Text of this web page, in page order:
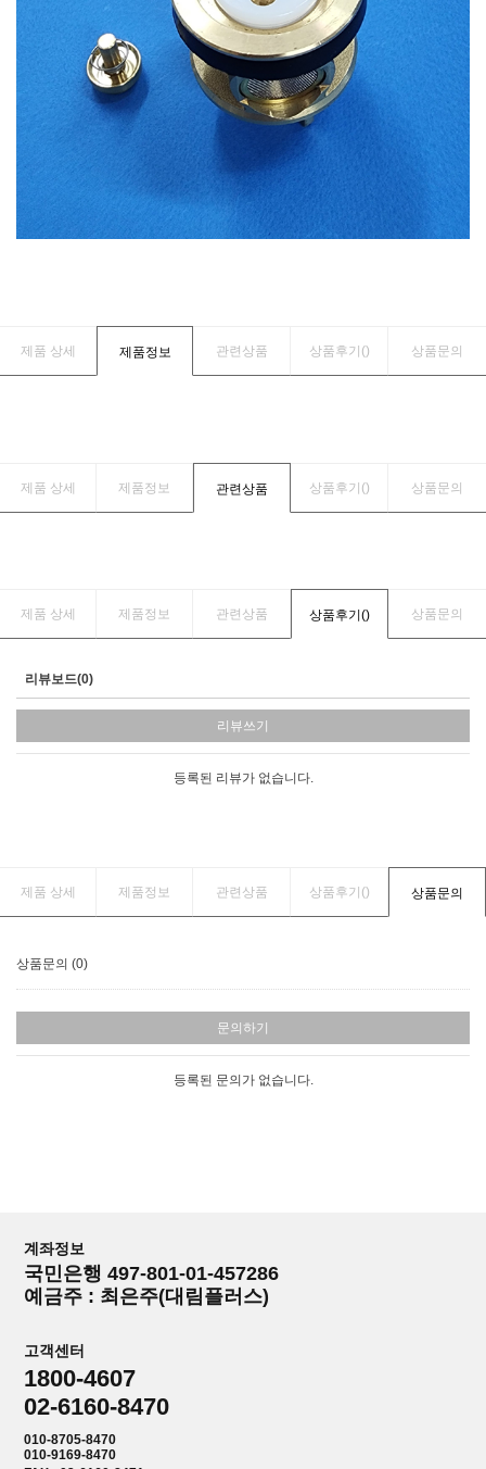
제품 상세 제품정보 관련상품 상품후기() 상품문의
제품 상세 제품정보 관련상품 상품후기() 상품문의
제품 상세 제품정보 관련상품 상품후기() 상품문의
리뷰보드(0)
리뷰쓰기
등록된 리뷰가 없습니다.
제품 상세 제품정보 관련상품 상품후기() 상품문의
상품문의 (0)
문의하기
등록된 문의가 없습니다.
계좌정보
국민은행 497-801-01-457286
예금주 : 최은주(대림플러스)
고객센터
1800-4607
02-6160-8470
010-8705-8470
010-9169-8470